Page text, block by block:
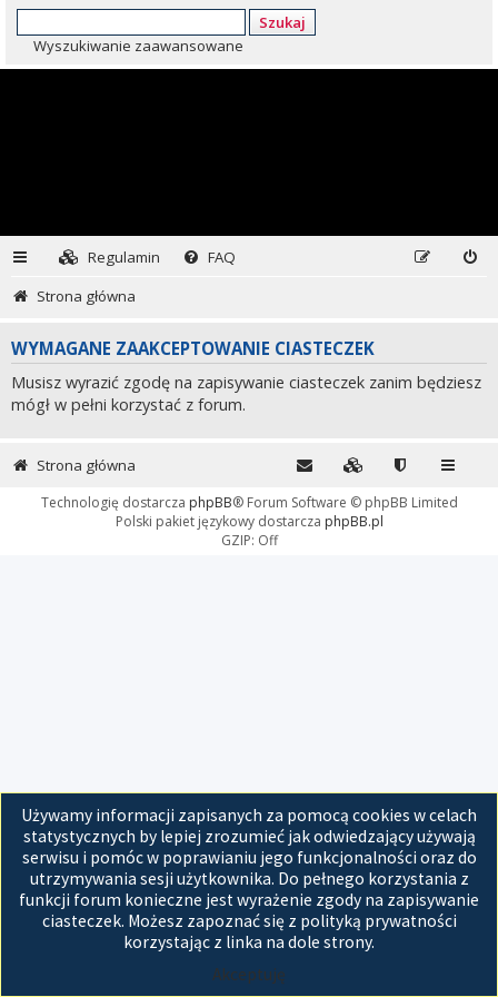
Szukaj
Wyszukiwanie zaawansowane
Regulamin
FAQ
Strona główna
WYMAGANE ZAAKCEPTOWANIE CIASTECZEK
Musisz wyrazić zgodę na zapisywanie ciasteczek zanim będziesz
mógł w pełni korzystać z forum.
Używamy informacji zapisanych za pomocą cookies w celach
statystycznych by lepiej zrozumieć jak odwiedzający używają
serwisu i pomóc w poprawianiu jego funkcjonalności oraz do
utrzymywania sesji użytkownika. Do pełnego korzystania z
funkcji forum konieczne jest wyrażenie zgody na zapisywanie
ciasteczek. Możesz zapoznać się z polityką prywatności
korzystając z linka na dole strony.
Akceptuję
Strona główna
Technologię dostarcza phpBB® Forum Software © phpBB Limited
Polski pakiet językowy dostarcza phpBB.pl
GZIP: Off